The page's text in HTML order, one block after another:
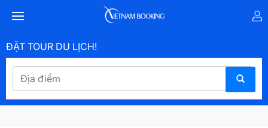
ĐẶT TOUR DU LỊCH!